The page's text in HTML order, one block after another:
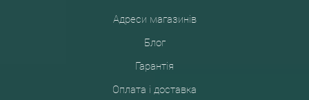
Адреси магазинів
Блог
Гарантія
Оплата і доставка